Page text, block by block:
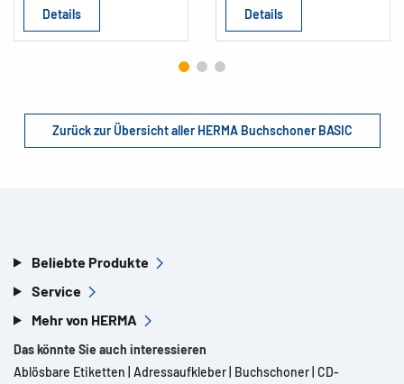
Details Details
Zurück zur Übersicht aller HERMA Buchschoner BASIC
Beliebte Produkte
Service
Mehr von HERMA
Das könnte Sie auch interessieren
Ablösbare Etiketten Adressaufkleber Buchschoner CD-